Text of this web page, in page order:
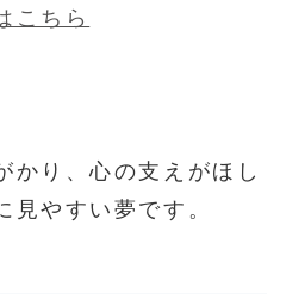
こちら
かり、心の支えがほし
見やすい夢です。